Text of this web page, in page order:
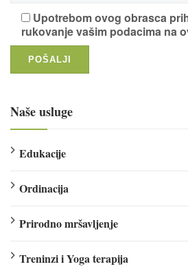
Upotrebom ovog obrasca
rukovanje vašim podacima na
Naše usluge
Edukacije
Ordinacija
Prirodno mršavljenje
Treninzi i Yoga terapija